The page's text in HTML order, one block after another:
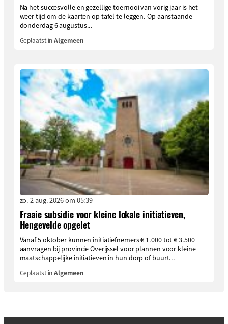
Na het succesvolle en gezellige toernooi van vorig jaar is het
weer tijd om de kaarten op tafel te leggen. Op aanstaande
donderdag 6 augustus...
Geplaatst inAlgemeen
zo. 2 aug. 2026 om 05:39
Fraaie subsidie voor kleine lokale initiatieven,
Hengevelde opgelet
Vanaf 5 oktober kunnen initiatiefnemers € 1.000 tot € 3.500
aanvragen bij provincie Overijssel voor plannen voor kleine
maatschappelijke initiatieven in hun dorp of buurt...
Geplaatst inAlgemeen